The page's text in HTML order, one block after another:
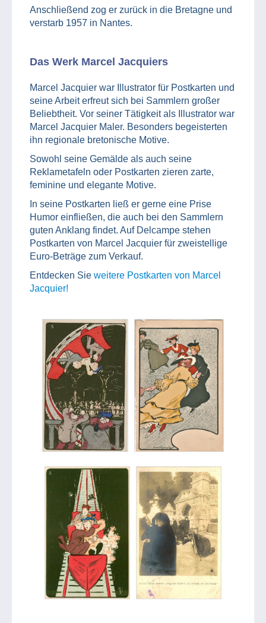
Anschließend zog er zurück in die Bretagne und
verstarb 1957 in Nantes.
Das Werk Marcel Jacquiers
Marcel Jacquier war Illustrator für Postkarten und
seine Arbeit erfreut sich bei Sammlern großer
Beliebtheit. Vor seiner Tätigkeit als Illustrator war
Marcel Jacquier Maler. Besonders begeisterten
ihn regionale bretonische Motive.
Sowohl seine Gemälde als auch seine
Reklametafeln oder Postkarten zieren zarte,
feminine und elegante Motive.
In seine Postkarten ließ er gerne eine Prise
Humor einfließen, die auch bei den Sammlern
guten Anklang findet. Auf Delcampe stehen
Postkarten von Marcel Jacquier für zweistellige
Euro-Beträge zum Verkauf.
Entdecken Sie weitere Postkarten von Marcel
Jacquier!